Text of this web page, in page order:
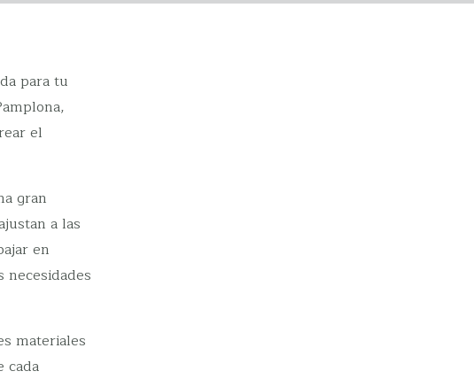
para tu
el
gran
a las
en
materiales
cada